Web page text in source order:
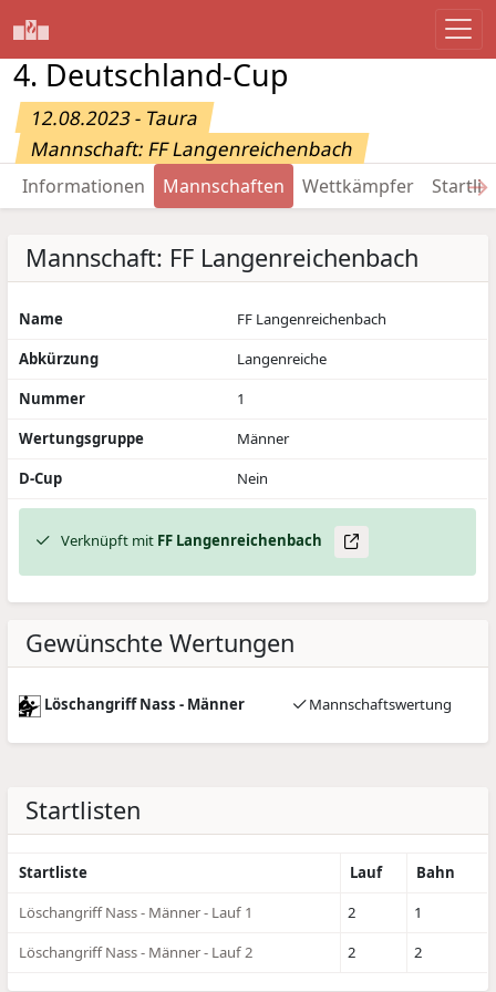
4. Deutschland-Cup
12.08.2023 - Taura
Mannschaft: FF Langenreichenbach
Informationen Mannschaften Wettkämpfer →
Mannschaft: FF Langenreichenbach
Name
FF Langenreichenbach
Abkürzung
Langenreiche
Nummer
1
Wertungsgruppe
Männer
D-Cup
Nein
Verknüpft mit FF Langenreichenbach
Gewünschte Wertungen
Löschangriff Nass - Männer Mannschaftswertung
Startlisten
Startliste Lauf
Bahn
Löschangriff Nass - Männer - Lauf 1
2
1
Löschangriff Nass - Männer - Lauf 2
2 2